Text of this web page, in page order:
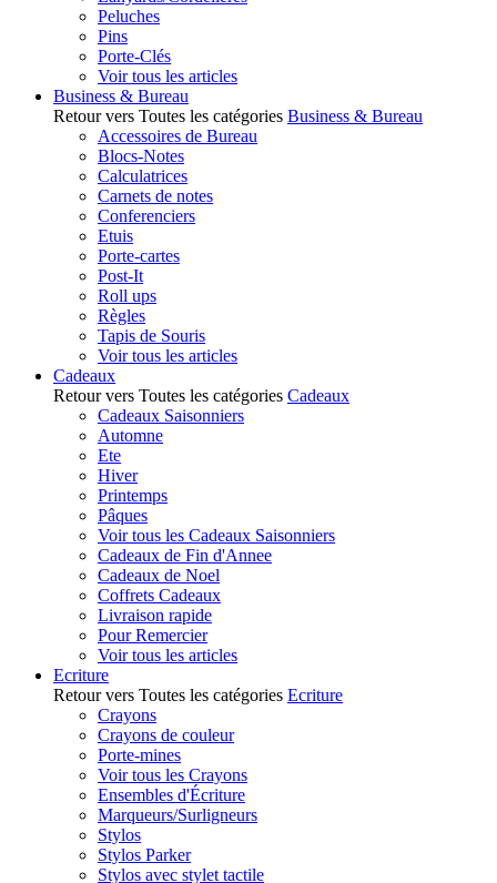
Peluches
Pins
Porte-Clés
Voir tous les articles
Business & Bureau
Retour vers Toutes les catégories Business & Bureau
Accessoires de Bureau
Blocs-Notes
Calculatrices
Carnets de notes
Conferenciers
Etuis
Porte-cartes
Post-It
Roll ups
Règles
Tapis de Souris
Voir tous les articles
Cadeaux
Retour vers Toutes les catégories Cadeaux
Cadeaux Saisonniers
Automne
Ete
Hiver
Printemps
Pâques
Voir tous les Cadeaux Saisonniers
Cadeaux de Fin d'Annee
Cadeaux de Noel
Coffrets Cadeaux
Livraison rapide
Pour Remercier
Voir tous les articles
Ecriture
Retour vers Toutes les catégories Ecriture
Crayons
Crayons de couleur
Porte-mines
Voir tous les Crayons
Ensembles d'Écriture
Marqueurs/Surligneurs
Stylos
Stylos Parker
Stylos avec stylet tactile